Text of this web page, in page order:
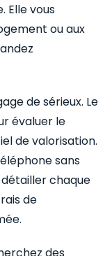
Elle vous
ou aux
de sérieux. Le
évaluer le
de valorisation.
sans
chaque
de
des